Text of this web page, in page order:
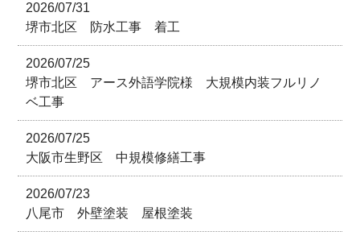
2026/07/31
堺市北区 防水工事 着工
2026/07/25
堺市北区 アース外語学院様 大規模内装フルリノ
ベ工事
2026/07/25
大阪市生野区 中規模修繕工事
2026/07/23
八尾市 外壁塗装 屋根塗装